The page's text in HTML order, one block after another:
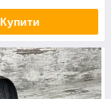
Купити